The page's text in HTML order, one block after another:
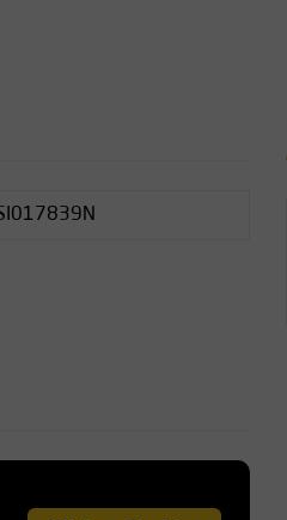
Sägen durch dicke Äste.